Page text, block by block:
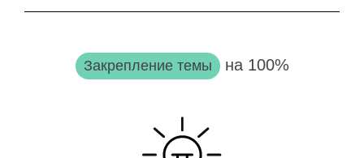
Закрепление темы на 100%